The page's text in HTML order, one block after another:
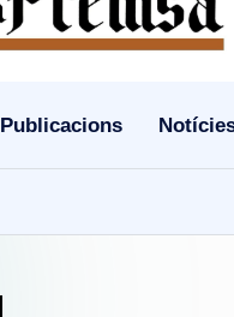
Publicacions